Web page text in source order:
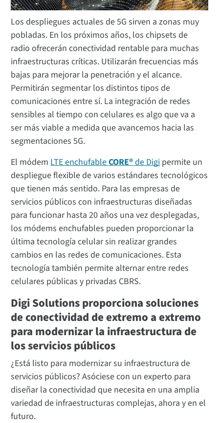
Los despliegues actuales de 5G sirven a zonas muy
pobladas. En los próximos años, los chipsets de
radio ofrecerán conectividad rentable para muchas
infraestructuras críticas. Utilizarán frecuencias más
bajas para mejorar la penetración y el alcance.
Permitirán segmentar los distintos tipos de
comunicaciones entre sí. La integración de redes
sensibles al tiempo con celulares es algo que va a
ser más viable a medida que avancemos hacia las
segmentaciones 5G.
El módem LTE enchufableCORE®de Digi permite un
despliegue flexible de varios estándares tecnológicos
que tienen más sentido. Para las empresas de
servicios públicos con infraestructuras diseñadas
para funcionar hasta 20 años una vez desplegadas,
los módems enchufables pueden proporcionar la
última tecnología celular sin realizar grandes
cambios en las redes de comunicaciones. Esta
tecnología también permite alternar entre redes
celulares públicas y privadas CBRS.
Digi Solutions proporciona soluciones
de conectividad de extremo a extremo
para modernizar la infraestructura de
los servicios públicos
¿Está listo para modernizar su infraestructura de
servicios públicos? Asóciese con un experto para
diseñar la conectividad que necesita en una amplia
variedad de infraestructuras complejas, ahora y en el
futuro.